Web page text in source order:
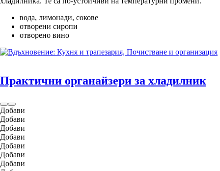
вода, лимонади, сокове
отворени сиропи
отворено вино
Практични органайзери за хладилник
Добави
Добави
Добави
Добави
Добави
Добави
Добави